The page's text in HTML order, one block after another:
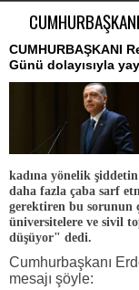
CUMHURBAŞKANI
Günü dolayısıyla
kadına yönelik
daha fazla çaba sarf
gerektiren bu sorunun
üniversitelere ve sivil
düşüyor" dedi.
Cumhurbaşkanı
mesajı şöyle: